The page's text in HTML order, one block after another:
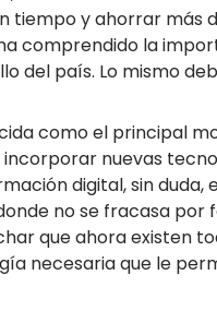
tiempo y ahorrar más
comprendido la
del país. Lo mismo
como el principal
nuevas
digital, sin
no se fracasa por
que ahora existen
necesaria que le